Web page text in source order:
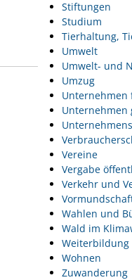
Stiftungen
Studium
Tierhaltung,
Umwelt
Umwelt- und
Umzug
Unternehmen
Unternehmen
Vereine
Vergabe
Verkehr und
Wahlen und
Wald im
Weiterbildung
Wohnen
Zuwanderung